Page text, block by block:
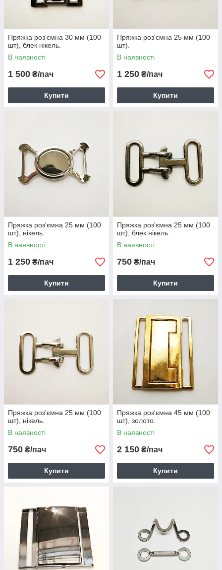
Пряжка роз'ємна 30 мм (100
шт), блек нікель.
В наявності
1 500 ₴/пач
Купити
Пряжка роз'ємна 25 мм (100
шт).
В наявності
1 250 ₴/пач
Купити
Пряжка роз'ємна 25 мм (100
шт), нікель.
В наявності
1 250 ₴/пач
Купити
Пряжка роз'ємна 25 мм (100
шт), блек нікель.
В наявності
750 ₴/пач
Купити
Пряжка роз'ємна 25 мм (100
шт), нікель.
В наявності
750 ₴/пач
Купити
Пряжка роз'ємна 45 мм (100
шт), золото.
В наявності
2 150 ₴/пач
Купити